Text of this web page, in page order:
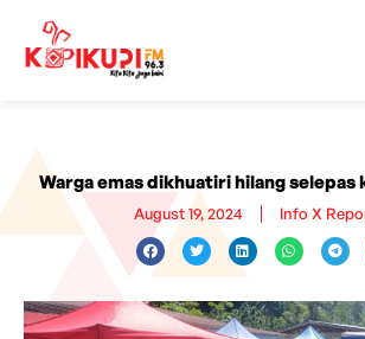
Warga emas dikhuatiri hilang selepas
August 19, 2024 Info X